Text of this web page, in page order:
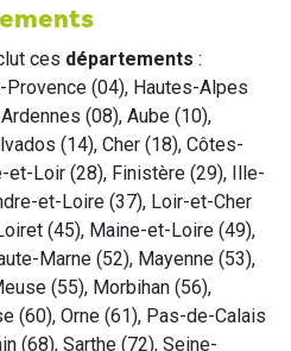
ces départements :
(04), Hautes-Alpes
(08), Aube (10),
(14), Cher (18), Côtes-
et-Loir (28), Finistère (29), Ille-
et-Loire (37), Loir-et-Cher
(45), Maine-et-Loire (49),
Marne (52), Mayenne (53),
(55), Morbihan (56),
(60), Orne (61), Pas-de-Calais
(68), Sarthe (72), Seine-